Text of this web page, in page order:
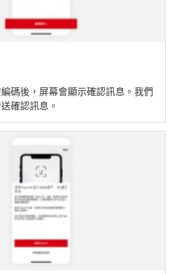
碼後，屏幕會顯示確認訊息。我們
確認訊息。